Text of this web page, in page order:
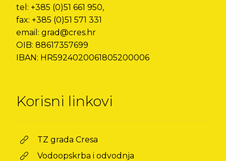
tel: +385 (0)51 661 950,
fax: +385 (0)51 571 331
email: grad@cres.hr
OIB: 88617357699
IBAN: HR5924020061805200006
Korisni linkovi
TZ grada Cresa
Vodoopskrba i odvodnja